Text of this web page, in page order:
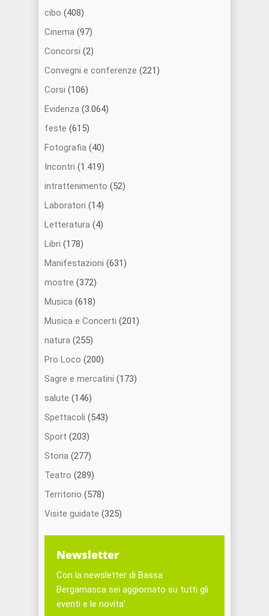
cibo (408)
Cinema (97)
Concorsi (2)
Convegni e conferenze (221)
Corsi (106)
Evidenza (3.064)
feste (615)
Fotografia (40)
Incontri (1.419)
intrattenimento (52)
Laboratori (14)
Letteratura (4)
Libri (178)
Manifestazioni (631)
mostre (372)
Musica (618)
Musica e Concerti (201)
natura (255)
Pro Loco (200)
Sagre e mercatini (173)
salute (146)
Spettacoli (543)
Sport (203)
Storia (277)
Teatro (289)
Territorio (578)
Visite guidate (325)
Newsletter
Con la newsletter di Bassa
Bergamasca sei aggiornato su tutti gli
eventi e le novita'